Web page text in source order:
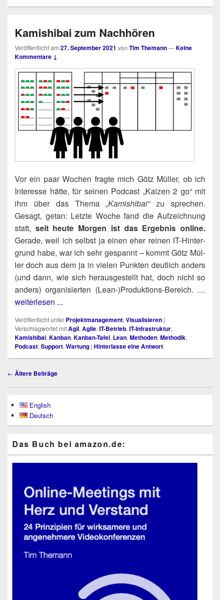
Kamishibai zum Nachhören
Veröffentlicht am 27. September 2021 von Tim Themann—Keine
Kommentare ↓
Vor ein paar Wochen frag­te mich Götz Mül­ler, ob ich
Inter­es­se hät­te, für sei­nen Pod­cast „Kai­zen 2 go“ mit
ihm über das The­ma„Kami­shi­bai“zu spre­chen.
Gesagt, getan: Letz­te Woche fand die Auf­zeich­nung
statt, seit heu­te Mor­gen ist das Ergeb­nis online.
Gera­de, weil ich selbst ja einen eher rei­nen IT-Hin­ter­
grund habe, war ich sehr gespannt – kommt Götz Mül­
ler doch aus dem ja in vie­len Punk­ten deut­lich anders
(und dann, wie sich her­aus­ge­stellt hat, doch nicht so
anders) orga­ni­sier­ten (Lean‑)​Produktions-Bereich. …
weiterlesen ...
Veröffentlicht unter Projektmanagement, Visualisieren |
Verschlagwortet mitAgil, Agile, IT-Betrieb, IT-Infrastruktur,
Kamishibai, Kanban, Kanban-Tafel, Lean, Methoden, Methodik,
Podcast, Support, Wartung | Hinterlasse eine Antwort
Beitragsnavigation
← Ältere Beiträge
Seitenleisten-
Widgetbereich
English
Deutsch
Das Buch bei ama​zon​.de: